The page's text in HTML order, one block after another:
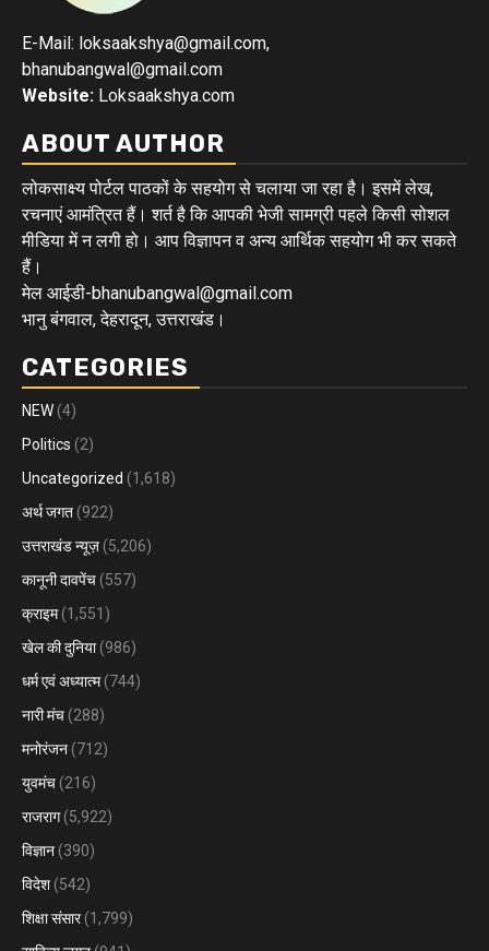
E-Mail: loksaakshya@gmail.com,
bhanubangwal@gmail.com
Website: Loksaakshya.com
ABOUT AUTHOR
लोकसाक्ष्य पोर्टल पाठकों के सहयोग से चलाया जा रहा है। इसमें लेख,
रचनाएं आमंत्रित हैं। शर्त है कि आपकी भेजी सामग्री पहले किसी सोशल
मीडिया में न लगी हो। आप विज्ञापन व अन्य आर्थिक सहयोग भी कर सकते
हैं।
मेल आईडी-bhanubangwal@gmail.com
भानु बंगवाल, देहरादून, उत्तराखंड।
CATEGORIES
NEW (4)
Politics (2)
Uncategorized (1,618)
अर्थ जगत (922)
उत्तराखंड न्यूज़ (5,206)
कानूनी दावपेंच (557)
क्राइम(1,551)
खेल की दुनिया(986)
धर्म एवं अध्यात्म(744)
नारी मंच (288)
मनोरंजन (712)
युवमंच (216)
राजराग(5,922)
विज्ञान (390)
विदेश (542)
शिक्षा संसार(1,799)